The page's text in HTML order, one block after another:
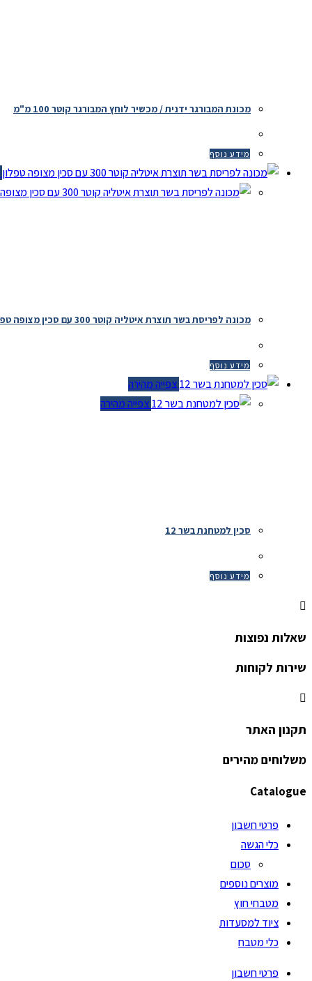
מכונת המבורגר ידנית / מכשיר לוחץ המבורגר קוטר 100 מ"מ
מידע נוסף
מכונה לפריסת בשר תוצרת איטליה קוטר 300 עם סכין מצופה טפלון
מידע נוסף
צפייה מהירה
צפייה מהירה
סכין למטחנת בשר 12
מידע נוסף
שאלות נפוצות
שירות לקוחות
תקנון האתר
משלוחים מהירים
Catalogue
פרטי חשבון
כלי הגשה
סכום
מוצרים נוספים
מטבחי חוץ
ציוד למסעדות
כלי מטבח
פרטי חשבון